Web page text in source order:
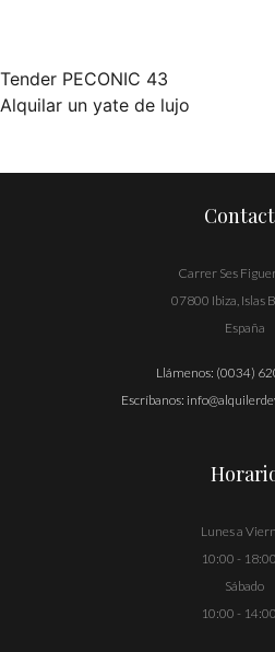
Navegación
entradas
Tender PECONIC 43
Alquilar un yate de lujo
Carrer Ses
07800 Ibiza, Islas
España
Llámenos: (0034)
Escríbanos:
Lunes a
10:00 -
Sábado
10:00 -